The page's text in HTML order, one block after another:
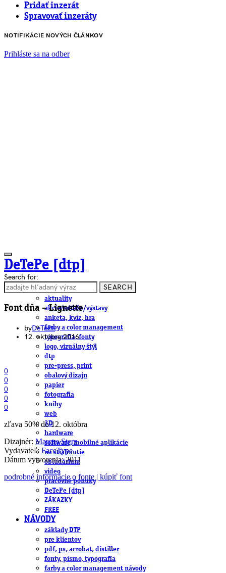
Pridať inzerát
Spravovať inzeráty
NOTIFIKÁCIE NOVÝCH ČLÁNKOV
Prihláste sa na odber
DeTePe [dtp]
ČLÁNKY
aktuality
akcie/súťaže/výstavy
anketa, kvíz, hra
farby a color management
typografia, fonty
logo, vizuálny štýl
dtp
pre-press, print
obalový dizajn
papier
fotografia
knihy
web
3D
hardware
software, mobilné aplikácie
na stiahnutie
obludárium
video
pracovné ponuky
DeTePe [dtp]
ZÁKAZKY
FREE
NÁVODY
základy DTP
pre klientov
pdf, ps, acrobat, distiller
fonty, písmo, typografia
farby a color management návody
Search for:
SEARCH
Font dňa – Lignette
byDeTePe
12. októbra 2016
0
0
0
0
0
zľava 50% do 12. októbra
Dizajnér: Marcus Sterz
Vydavateľ: FaceType
Dátum vytvorenia: 2011
podrobné informácie o fonte | kúpiť font